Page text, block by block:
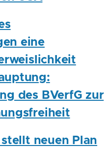
eine
des BVerfG zur
neuen Plan